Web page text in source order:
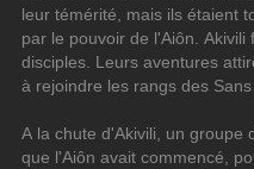
leur témérité, mais ils étaient
par le pouvoir de l'Aiôn.
disciples. Leurs aventures
à rejoindre les rangs des Sans
A la chute d'Akivili, un groupe
que l'Aiôn avait commencé,